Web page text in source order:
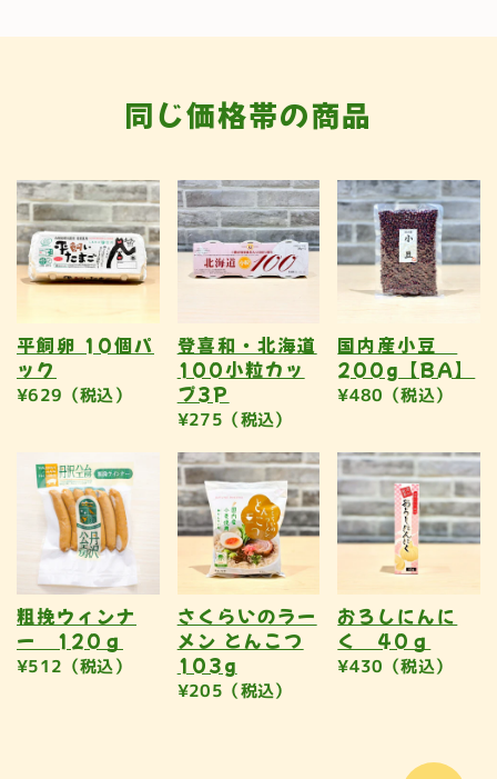
同じ価格帯の商品
平飼卵 10個パ
ック
¥629（税込）
登喜和・北海道
100小粒カッ
プ3P
¥275（税込）
国内産小豆
200g【BA】
¥480（税込）
粗挽ウィンナ
ー 120ｇ
¥512（税込）
さくらいのラー
メン とんこつ
103g
¥205（税込）
おろしにんに
く 40ｇ
¥430（税込）